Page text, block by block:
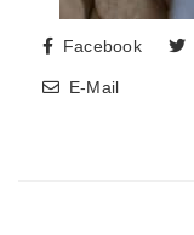
Facebook
E-Mail